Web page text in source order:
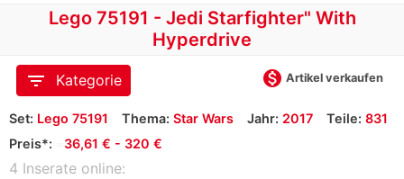
Lego 75191 - Jedi Starfighter" With
Hyperdrive
filter_list
Kategorie monetization_on Artikel verkaufen
Set: Lego 75191 Thema: Star Wars Jahr: 2017 Teile: 831
Preis*:
36,61 € - 320 €
4 Inserate online: